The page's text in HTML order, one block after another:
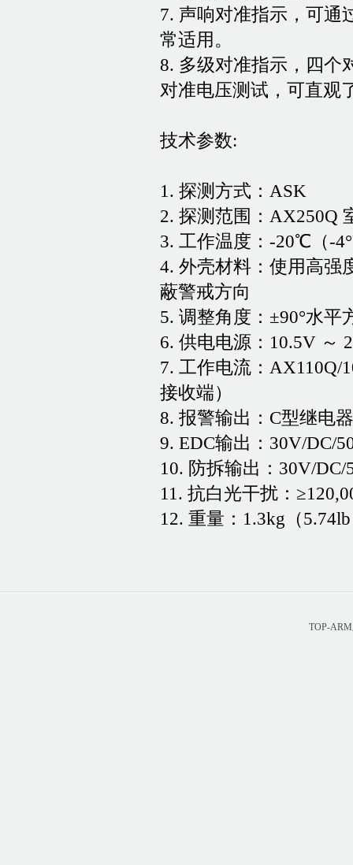
7. 声响对准指示，可通
常适用。
8. 多级对准指示，四个
对准电压测试，可直观
技术参数:
1. 探测方式：ASK
2. 探测范围：AX250Q
3. 工作温度：-20℃（-
4. 外壳材料：使用高强
蔽警戒方向
5. 调整角度：±90°水平
6. 供电电源：10.5V ～
7. 工作电流：AX110Q/
接收端）
8. 报警输出：C型继电
9. EDC输出：30V/DC/
10. 防拆输出：30V/DC/
11. 抗白光干扰：
12. 重量：1.3kg（
TOP-